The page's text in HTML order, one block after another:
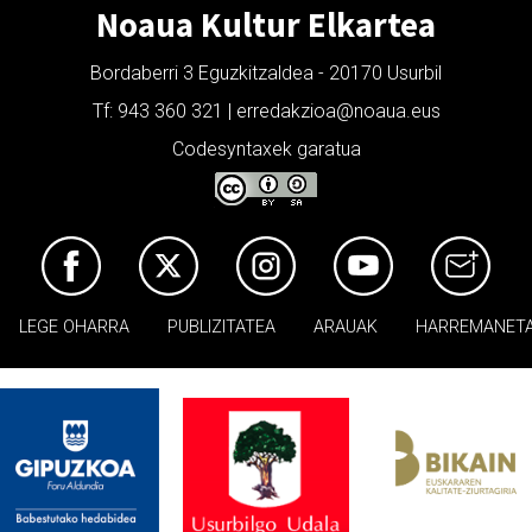
Noaua Kultur Elkartea
Bordaberri 3 Eguzkitzaldea - 20170 Usurbil
Tf: 943 360 321 | erredakzioa@noaua.eus
Codesyntaxek garatua
LEGE OHARRA PUBLIZITATEA ARAUAK